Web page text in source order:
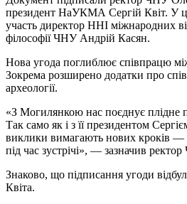
президент НаУКМА Сергій Квіт. У
участь директор ННІ міжнародних
філософії ЧНУ Андрій Касян.
Нова угода поглиблює співпрацю
Зокрема розширено додатки про
археології.
«З Могилянкою нас поєднує плідне
Так само як і з її президентом
виклики вимагають нових кроків —
під час зустрічі», — зазначив
Знаково, що підписання угоди
Квіта.